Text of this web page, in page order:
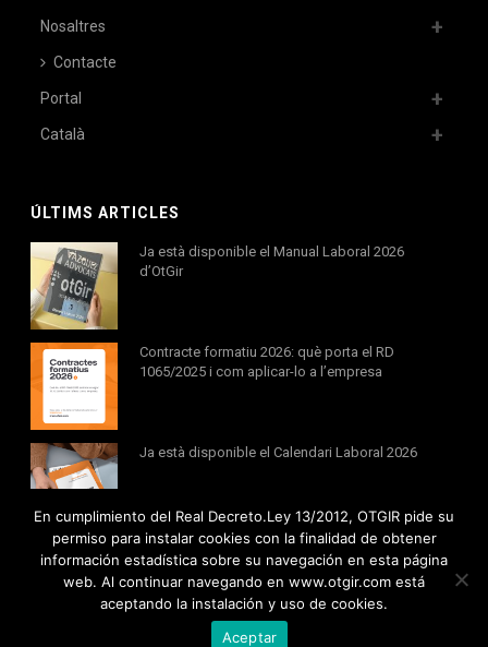
Nosaltres
Contacte
Portal
Català
ÚLTIMS ARTICLES
Ja està disponible el Manual Laboral 2026
d’OtGir
Contracte formatiu 2026: què porta el RD
1065/2025 i com aplicar-lo a l’empresa
Ja està disponible el Calendari Laboral 2026
Tots els drets reservats © 2020 Otgir -Avís legal
Política de privacitat
En cumplimiento del Real Decreto.Ley 13/2012, OTGIR pide su
permiso para instalar cookies con la finalidad de obtener
información estadística sobre su navegación en esta página
web. Al continuar navegando en www.otgir.com está
aceptando la instalación y uso de cookies.
Aceptar